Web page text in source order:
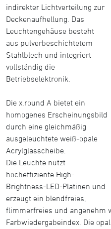
indirekter Lichtverteilung zur
Deckenaufhellung. Das
Leuchtengehäuse besteht
aus pulverbeschichtetem
Stahlblech und integriert
vollständig die
Betriebselektronik.
Die x.round A bietet ein
homogenes Erscheinungsbild
durch eine gleichmäßig
ausgeleuchtete weiß-opale
Acrylglasscheibe.
Die Leuchte nutzt
hocheffiziente High-
Brightness-LED-Platinen und
erzeugt ein blendfreies,
flimmerfreies und angenehm
Farbwiedergabeindex. Die